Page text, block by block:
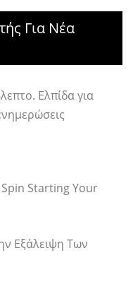
Για Νέα
Ελπίδα για
Starting Your
Εξάλειψη Των